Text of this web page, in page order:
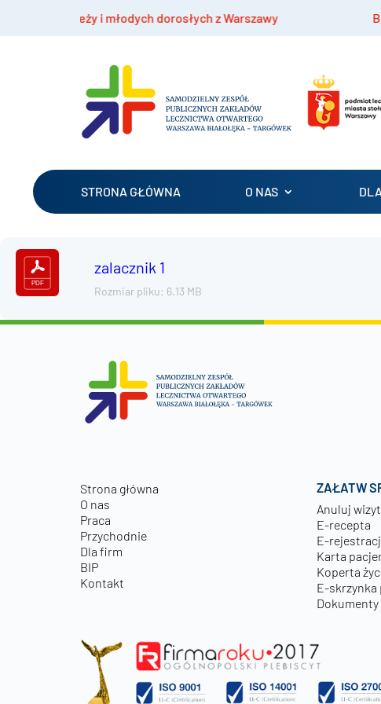
i młodych dorosłych z Warszawy
STRONA GŁÓWNA O NAS
zalacznik 1
Rozmiar pliku: 6.13 MB
Strona główna
O nas
Praca
Przychodnie
Dla firm
BIP
Kontakt
ZAŁATW
Anuluj
E-recepta
E-
Karta
Koperta
E-skrzynka